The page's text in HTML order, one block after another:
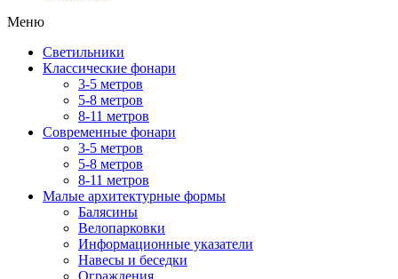
Меню
Светильники
Классические фонари
3-5 метров
5-8 метров
8-11 метров
Современные фонари
3-5 метров
5-8 метров
8-11 метров
Малые архитектурные формы
Балясины
Велопарковки
Информационные указатели
Навесы и беседки
Ограждения